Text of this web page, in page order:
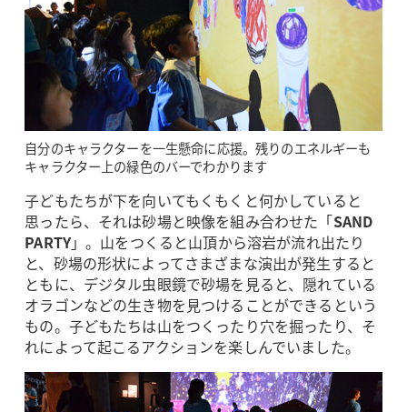
自分のキャラクターを一生懸命に応援。残りのエネルギーも
キャラクター上の緑色のバーでわかります
子どもたちが下を向いてもくもくと何かしていると
思ったら、それは砂場と映像を組み合わせた「SAND
PARTY」。山をつくると山頂から溶岩が流れ出たり
と、砂場の形状によってさまざまな演出が発生すると
ともに、デジタル虫眼鏡で砂場を見ると、隠れている
オラゴンなどの生き物を見つけることができるという
もの。子どもたちは山をつくったり穴を掘ったり、そ
れによって起こるアクションを楽しんでいました。